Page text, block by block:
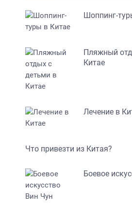
Шоппинг-
Пляжный
Китае
Лечение в
Что привезти из Китая?
Боевое